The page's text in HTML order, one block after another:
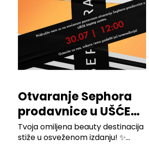
Otvaranje Sephora
prodavnice u UŠĆE
Shopping Centru
Tvoja omiljena beauty destinacija
stiže u osveženom izdanju! ✨